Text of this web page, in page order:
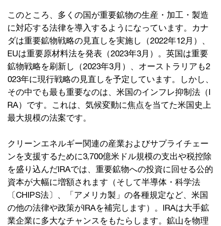
このところ、多くの国が重要鉱物の生産・加工・製造
に対応する法律を導入するようになっています。カナ
ダは重要鉱物戦略の見直しを実施し（2022年12月）、
EUは重要原材料法を発表（2023年3月）。英国は重要
鉱物戦略を刷新し（2023年3月）、オーストラリアも2
023年に現行戦略の見直しを予定しています。しかし、
その中でも最も重要なのは、米国のインフレ抑制法（I
RA）です。これは、気候変動に焦点を当てた米国史上
最大規模の法案です。
クリーンエネルギー関連の産業およびサプライチェー
ンを支援するために3,700億米ドル規模の支出や税控除
を盛り込んだIRAでは、重要鉱物への投資に回せる公的
資本が大幅に増額されます（そして半導体・科学法
〔CHIPS法〕、「アメリカ製」の各種規定など、米国
の他の法律や政策がIRAを補完します）。IRAは大手鉱
業企業に多大なチャンスをもたらします。鉱山を物理